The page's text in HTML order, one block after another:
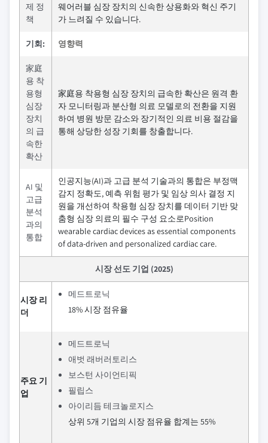
제 정
책
웨어러블 심장 장치의 신속한 상용화와 혁신 주기
가 느려질 수 있습니다.
기회: 영향력
家庭
용 착
용형
심장
장치
의 급
속한
확산
家庭용 착용형 심장 장치의 급속한 확산은 원격 환
자 모니터링과 분산형 의료 모델로의 전환을 지원
하여 병원 방문 감소와 장기적인 의료 비용 절감을
통해 상당한 성장 기회를 창출합니다.
AI 및
고급
분석
과의
통합
인공지능(AI)과 고급 분석 기술과의 통합은 부정맥
감지 정확도, 예측 위험 평가 및 임상 의사 결정 지
원을 개선하여 착용형 심장 장치를 데이터 기반 맞
춤형 심장 의료의 필수 구성 요소로Position
wearable cardiac devices as essential components
of data-driven and personalized cardiac care.
시장 선도 기업 (2025)
시장 리
더
메드트로닉
18% 시장 점유율
주요 기
업
메드트로닉
애벗 래버러토리스
보스턴 사이언티픽
필립스
아이리듬 테크놀로지스
상위 5개 기업의 시장 점유율 합계는 55%